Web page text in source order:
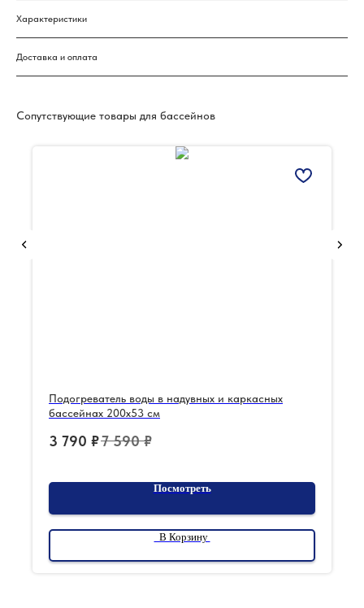
Характеристики
Доставка и оплата
Сопутствующие товары для бассейнов
Подогреватель воды в надувных и каркасных
бассейнах 200х53 см
3 790 ₽7 590 ₽
Посмотреть
В Корзину